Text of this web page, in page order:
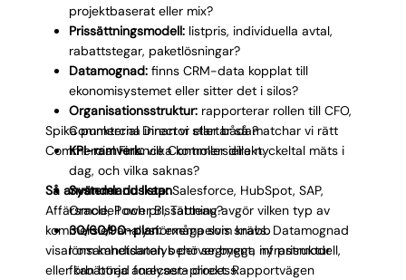
projektbaserat eller mix?
Prissättningsmodell:listpris, individuella avtal,
rabattstegar, paketlösningar?
Datamognad:finns CRM-data kopplat till
ekonomisystemet eller sitter det i silos?
Organisationsstruktur:rapporterar rollen till CFO,
Commercial Director eller båda?
KPI-ramverk:vilka kommersiella nyckeltal mäts i
dag, och vilka saknas?
Systemlandskap:Salesforce, HubSpot, SAP,
Oracle, Power BI, Tableau?
30/60/90-plan:exempelvis snabb
lönsamhetsanalys per segment, ny prismodell,
förbättrad forecast-process.
Spika punkterna innan vi startar så matchar vi rätt
Commercial Finance Controller direkt.
Så använder du listan
Affärsmodell och prissättning avgör vilken typ av
kommersiell analysförmåga som krävs. Datamognad
visar om kandidaten behöver bygga infrastruktur
eller kan börja analysera direkt. Rapportvägen